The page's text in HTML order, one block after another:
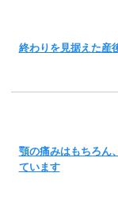
終わりを見据えた産
顎の痛みはもちろん
ています